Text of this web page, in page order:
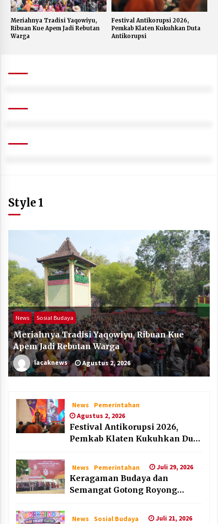
Meriahnya Tradisi Yaqowiyu,
Ribuan Kue Apem Jadi Rebutan
Warga
Festival Antikorupsi 2026,
Pemkab Klaten Kukuhkan Duta
Antikorupsi
Style 1
News Sosial Budaya
Meriahnya Tradisi Yaqowiyu, Ribuan Kue
Apem Jadi Rebutan Warga
lacaknews Agustus 2, 2026
News
Pemerintahan
Agustus 2, 2026
Festival Antikorupsi 2026,
Pemkab Klaten Kukuhkan Duta
News Pemerintahan Juli 29, 2026
Keragaman Budaya dan
Semangat Gotong Royong
News Sosial Budaya Juli 21, 2026